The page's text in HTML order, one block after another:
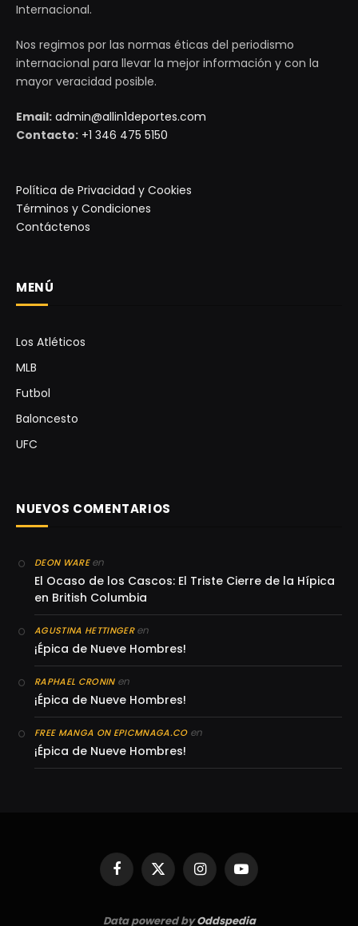
Internacional.
Nos regimos por las normas éticas del periodismo
internacional para llevar la mejor información y con la
mayor veracidad posible.
Email: admin@allin1deportes.com
Contacto: +1 346 475 5150
Política de Privacidad y Cookies
Términos y Condiciones
Contáctenos
MENÚ
Los Atléticos
MLB
Futbol
Baloncesto
UFC
NUEVOS COMENTARIOS
DEON WAREen
El Ocaso de los Cascos: El Triste Cierre de la Hípica
en British Columbia
AGUSTINA HETTINGERen
¡Épica de Nueve Hombres!
RAPHAEL CRONINen
¡Épica de Nueve Hombres!
FREE MANGA ON EPICMNAGA.COen
¡Épica de Nueve Hombres!
Facebook
X
(Twitter)
InstagramYouTube
Data powered byOddspedia